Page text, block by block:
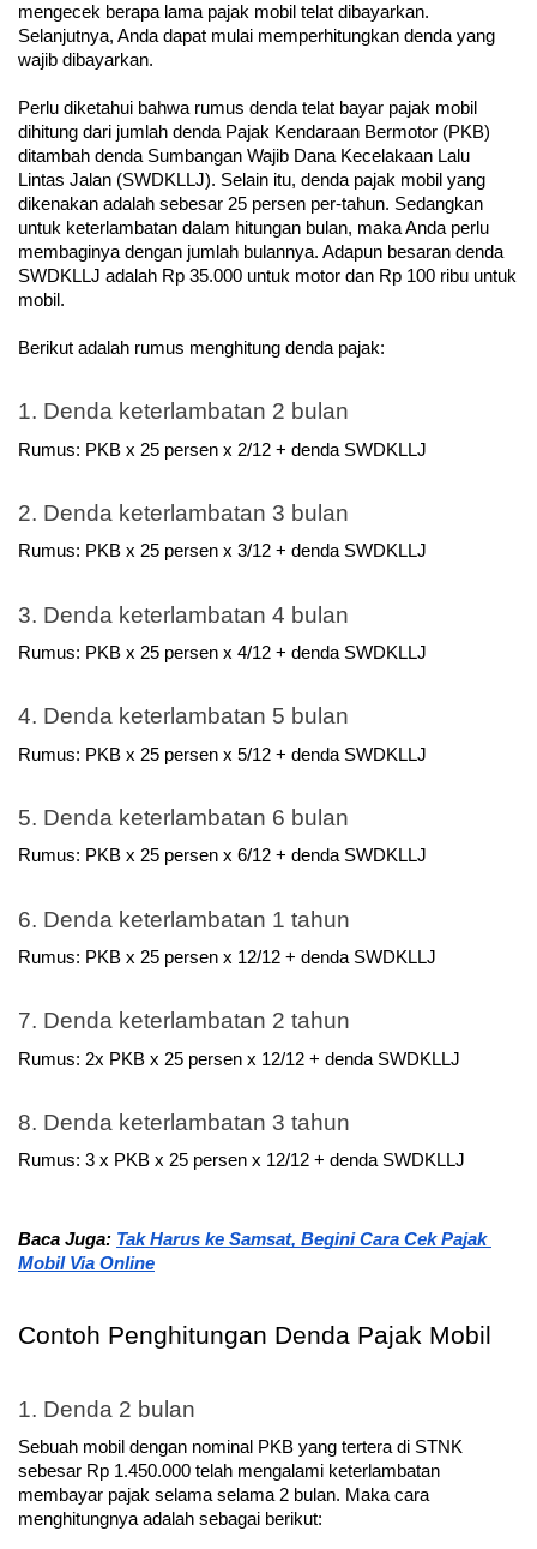
mengecek berapa lama pajak mobil telat dibayarkan.
Selanjutnya, Anda dapat mulai memperhitungkan denda yang
wajib dibayarkan.
Perlu diketahui bahwa rumus denda telat bayar pajak mobil
dihitung dari jumlah denda Pajak Kendaraan Bermotor (PKB)
ditambah denda Sumbangan Wajib Dana Kecelakaan Lalu
Lintas Jalan (SWDKLLJ). Selain itu, denda pajak mobil yang
dikenakan adalah sebesar 25 persen per-tahun. Sedangkan
untuk keterlambatan dalam hitungan bulan, maka Anda perlu
membaginya dengan jumlah bulannya. Adapun besaran denda
SWDKLLJ adalah Rp 35.000 untuk motor dan Rp 100 ribu untuk
mobil.
Berikut adalah rumus menghitung denda pajak:
1. Denda keterlambatan 2 bulan
Rumus: PKB x 25 persen x 2/12 + denda SWDKLLJ
2. Denda keterlambatan 3 bulan
Rumus: PKB x 25 persen x 3/12 + denda SWDKLLJ
3. Denda keterlambatan 4 bulan
Rumus: PKB x 25 persen x 4/12 + denda SWDKLLJ
4. Denda keterlambatan 5 bulan
Rumus: PKB x 25 persen x 5/12 + denda SWDKLLJ
5. Denda keterlambatan 6 bulan
Rumus: PKB x 25 persen x 6/12 + denda SWDKLLJ
6. Denda keterlambatan 1 tahun
Rumus: PKB x 25 persen x 12/12 + denda SWDKLLJ
7. Denda keterlambatan 2 tahun
Rumus: 2x PKB x 25 persen x 12/12 + denda SWDKLLJ
8. Denda keterlambatan 3 tahun
Rumus: 3 x PKB x 25 persen x 12/12 + denda SWDKLLJ
Baca Juga: Tak Harus ke Samsat, Begini Cara Cek Pajak
Mobil Via Online
Contoh Penghitungan Denda Pajak Mobil
1. Denda 2 bulan
Sebuah mobil dengan nominal PKB yang tertera di STNK
sebesar Rp 1.450.000 telah mengalami keterlambatan
membayar pajak selama selama 2 bulan. Maka cara
menghitungnya adalah sebagai berikut: